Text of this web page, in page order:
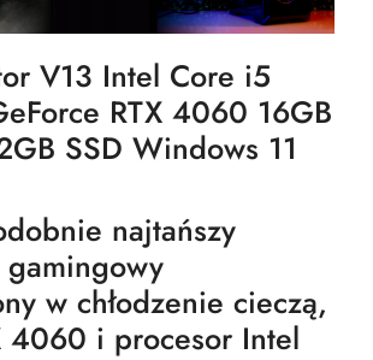
V13 Intel Core i5
RTX 4060 16GB
SSD Windows 11
najtańszy
w chłodzenie cieczą,
4060 i procesor Intel